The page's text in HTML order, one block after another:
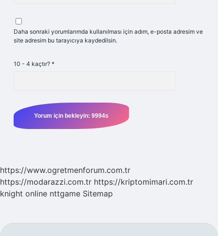
Daha sonraki yorumlarımda kullanılması için adım, e-posta adresim ve
site adresim bu tarayıcıya kaydedilsin.
10 - 4 kaçtır? *
https://www.ogretmenforum.com.tr
https://modarazzi.com.tr https://kriptomimari.com.tr
knight online nttgame Sitemap